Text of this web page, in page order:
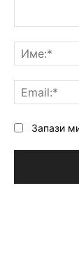
Запази